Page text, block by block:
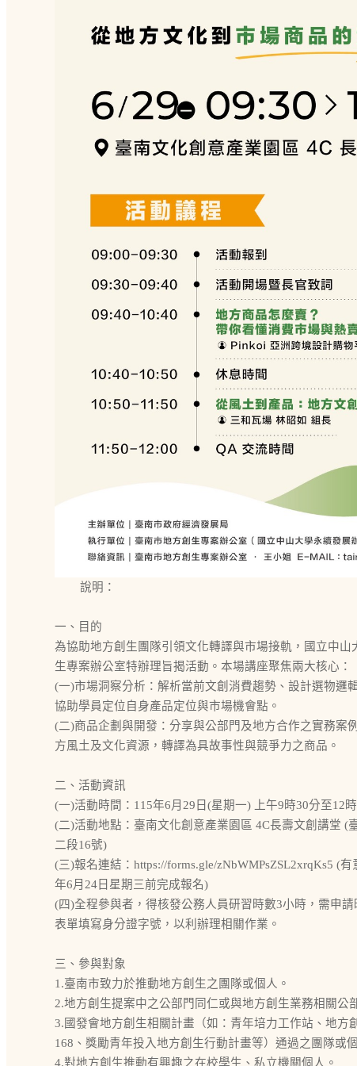
說明：
一、目的
為協助地方創生團隊引領文化轉譯與市場接軌，國立中山
生專案辦公室特辦理旨揭活動。本場講座聚焦兩大核心：
(一)市場洞察分析：解析當前文創消費趨勢、設計選物邏
協助學員定位自身產品定位與市場機會點。
(二)商品企劃與開發：分享與公部門及地方合作之實務案
方風土及文化資源，轉譯為具故事性與競爭力之商品。
二、活動資訊
(一)活動時間：115年6月29日(星期一) 上午9時30分至12時
(二)活動地點：臺南文化創意產業園區 4C長壽文創講堂 (
二段16號)
(三)報名連結：https://forms.gle/zNbWMPsZSL2xrqKs5 (
年6月24日星期三前完成報名)
(四)全程參與者，得核發公務人員研習時數3小時，需申請
表單填寫身分證字號，以利辦理相關作業。
三、參與對象
1.臺南市致力於推動地方創生之團隊或個人。
2.地方創生提案中之公部門同仁或與地方創生業務相關公
3.國發會地方創生相關計畫（如：青年培力工作站、地方
168、獎勵青年投入地方創生行動計畫等）通過之團隊或
4.對地方創生推動有興趣之在校學生、私立機關個人。